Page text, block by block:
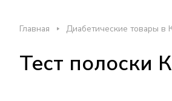
Главная Диабетические товары в
Тест полоски